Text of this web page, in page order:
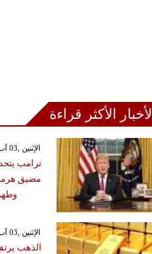
الأخبار الأكثر قراءة
GMT 02:03 2026 الإثنين ,03 آب / أغسطس
ترامب
مضيق هرمز
GMT 08:36 2026 الإثنين ,03 آب / أغسطس
الذهب